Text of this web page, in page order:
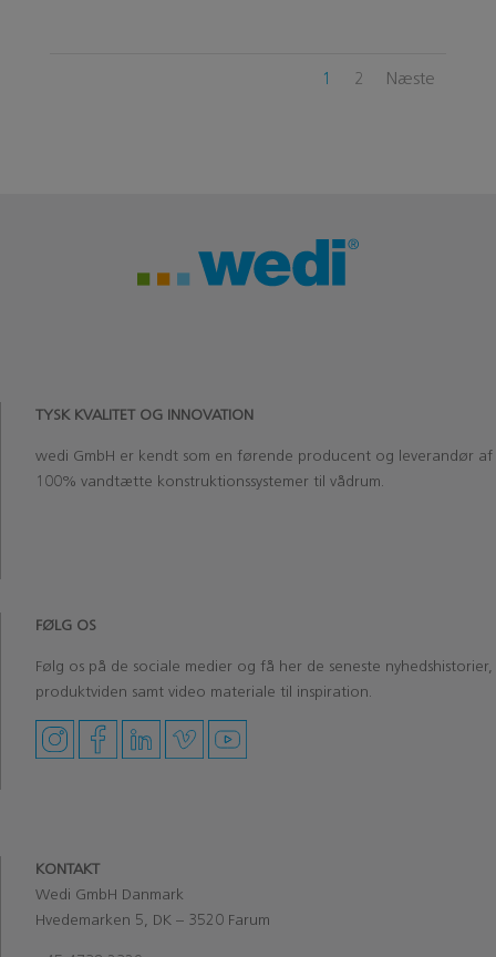
1 2 Næste
TYSK KVALITET OG INNOVATION
wedi GmbH er kendt som en førende producent og leverandør af
100% vandtætte konstruktionssystemer til vådrum.
FØLG OS
Følg os på de sociale medier og få her de seneste nyhedshistorier,
produktviden samt video materiale til inspiration.
KONTAKT
Wedi GmbH Danmark
Hvedemarken 5, DK – 3520 Farum